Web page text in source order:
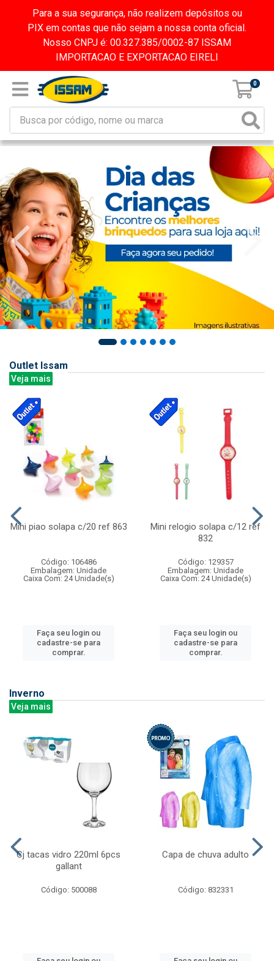
Para a sua segurança, não realizem depósitos ou
PIX em contas que não sejam a nossa conta oficial.
Nosso CNPJ é: 00.327.385/0002-87 ISSAM
IMPORTACAO E EXPORTACAO EIRELI
0
Outlet Issam
Veja mais
Mini piao solapa c/20 ref 863
Código: 106486
Embalagem: Unidade
Caixa Com: 24 Unidade(s)
Faça seu login ou
cadastre-se para
comprar.
Mini relogio solapa c/12 ref
832
Código: 129357
Embalagem: Unidade
Caixa Com: 24 Unidade(s)
Faça seu login ou
cadastre-se para
comprar.
Inverno
Veja mais
Cj tacas vidro 220ml 6pcs
gallant
Código: 500088
Capa de chuva adulto
Código: 832331